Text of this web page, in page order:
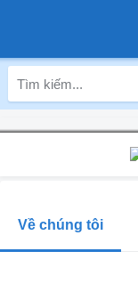
Về chúng tôi